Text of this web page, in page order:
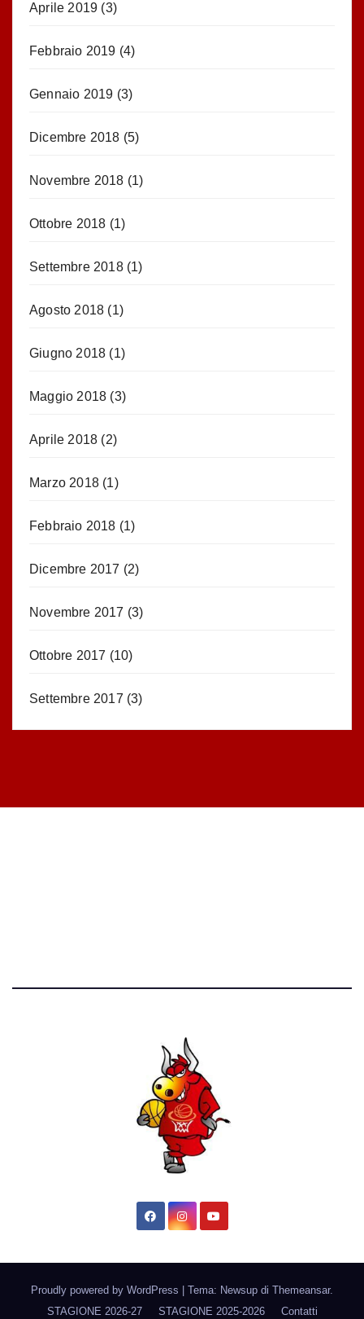
Aprile 2019 (3)
Febbraio 2019 (4)
Gennaio 2019 (3)
Dicembre 2018 (5)
Novembre 2018 (1)
Ottobre 2018 (1)
Settembre 2018(1)
Agosto 2018 (1)
Giugno 2018 (1)
Maggio 2018 (3)
Aprile 2018 (2)
Marzo 2018 (1)
Febbraio 2018 (1)
Dicembre 2017 (2)
Novembre 2017 (3)
Ottobre 2017 (10)
Settembre 2017 (3)
Proudly powered by WordPress Tema: Newsup di Themeansar.
STAGIONE 2026-27
STAGIONE 2025-2026 Contatti